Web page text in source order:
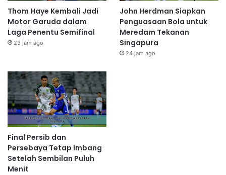
Thom Haye Kembali Jadi
Motor Garuda dalam
Laga Penentu Semifinal
23 jam ago
John Herdman Siapkan
Penguasaan Bola untuk
Meredam Tekanan
Singapura
24 jam ago
Final Persib dan
Persebaya Tetap Imbang
Setelah Sembilan Puluh
Menit